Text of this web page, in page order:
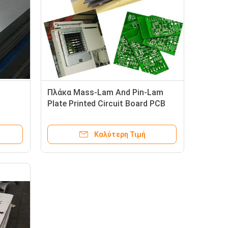
για
Πλάκα Mass-Lam And Pin-Lam
Plate Printed Circuit Board PCB
PCB-400
Καλύτερη Τιμή